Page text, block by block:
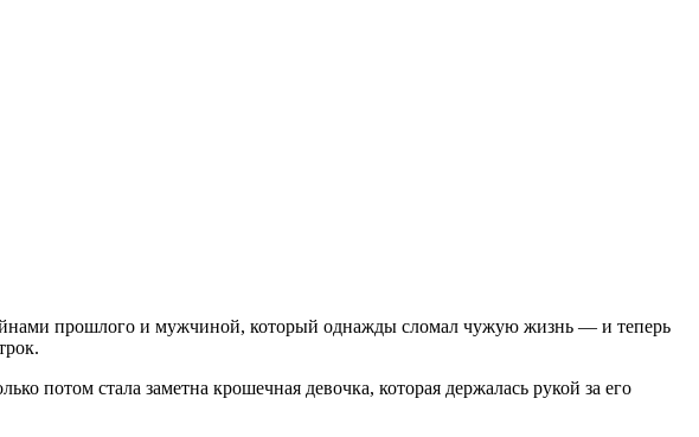
прошлого и мужчиной, который однажды сломал чужую жизнь — и теперь
потом стала заметна крошечная девочка, которая держалась рукой за его